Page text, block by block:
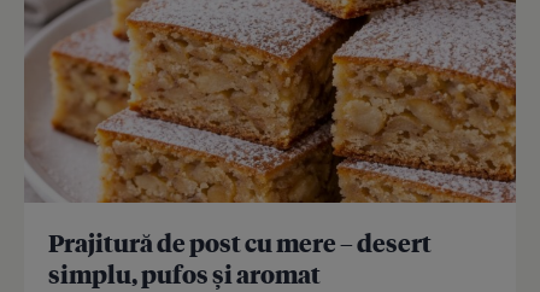
Prajitură de post cu mere – desert
simplu, pufos și aromat